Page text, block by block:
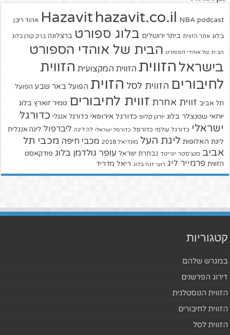
Hazavit hazavit.co.il NBA podcast אהוד ריבן
בלוג אתר הזווית ביתר ירושלים בלוג ספורט ברצלונה ברק קורן בלוג
הבית של אוהדי הספורט הבית של אוהדי הספורט
בישראל הזווית הזווית המקצועית הזווית
לחיבורים הזווית לסל הזוית הפועל באר שבע הפועל
תל אביב זווית אחרת זווית לחיבורים טמיר זוארץ בלוג
יוחאי שטנצלר בלוג יורגן קלופ כדורגל אירופאי כדורגל אנגלי כדורגל
ישראלי כדורגל עולמי כדורסל כדורסל ישראלי לה ליגה ליברפול ליגה אנגלית
ליגת האלופות ליגת העל מונדיאל 2018 מכבי חיפה מכבי תל
אביב מנצ'סטר יונייטד נבחרת ישראל עופר גולדמן בלוג פודקאסט
הזווית פרמייר ליג רועי זגה בלוג ריאל מדריד
קטגוריות
במגרש שלהם
דירוג הפרשנים
הזווית הנוסטלגית
הזווית לחיבורים
הזווית לסל